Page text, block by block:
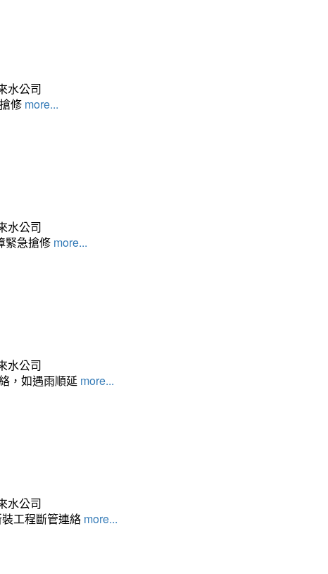
水公司
修 more...
水公司
緊急搶修 more...
水公司
，如遇雨順延 more...
水公司
工程斷管連絡 more...